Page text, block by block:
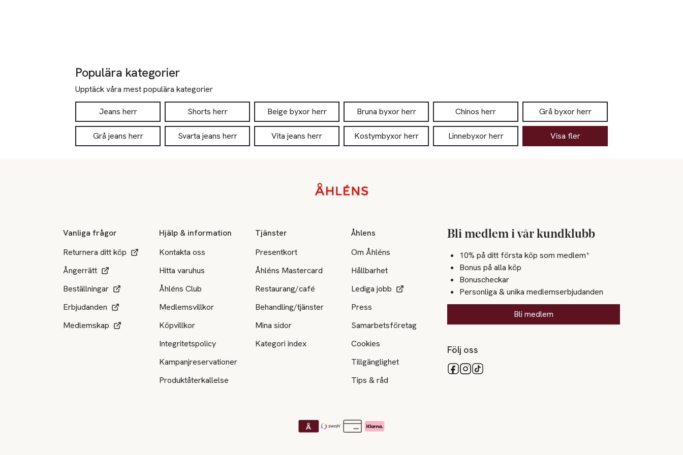
Populära kategorier
Upptäck våra mest populära kategorier
Jeans herr Shorts herr Beige byxor herr Bruna byxor herr Chinos herr Grå byxor herr
Grå jeans herr Svarta jeans herr Vita jeans herr Kostymbyxor herr Linnebyxor herr Visa fler
Vanliga frågor
Returnera ditt köp
Ångerrätt
Beställningar
Erbjudanden
Medlemskap
Hjälp & information
Kontakta oss
Hitta varuhus
Åhléns Club
Medlemsvillkor
Köpvillkor
Integritetspolicy
Kampanjreservationer
Produktåterkallelse
Tjänster
Presentkort
Åhléns Mastercard
Restaurang/café
Behandling/tjänster
Mina sidor
Kategori index
Åhlens
Om Åhléns
Hållbarhet
Lediga jobb
Press
Samarbetsföretag
Cookies
Tillgänglighet
Tips & råd
Bli medlem i vår kundklubb
10% på ditt första köp som medlem*
Bonus på alla köp
Bonuscheckar
Personliga & unika medlemserbjudanden
Bli medlem
Följ oss